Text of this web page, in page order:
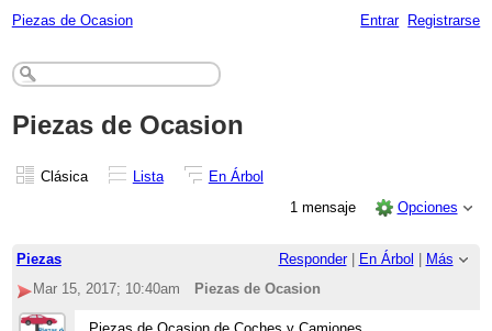
Piezas de Ocasion Entrar Registrarse
Piezas de Ocasion
Clásica Lista
En Árbol
1 mensaje
Opciones
Piezas Responder| En Árbol
Más
Mar 15, 2017; 10:40am
Piezas de Ocasion